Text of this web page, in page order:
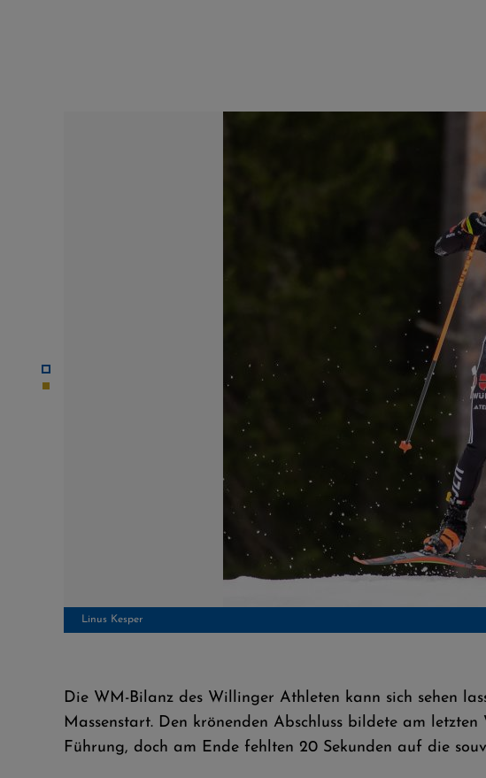
Team DSV
Die WM-Bilanz des Willinger Athleten kann sich sehen
Massenstart. Den krönenden Abschluss bildete am
Führung, doch am Ende fehlten 20 Sekunden auf die